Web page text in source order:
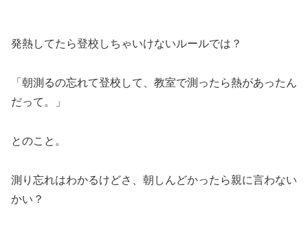
発熱してたら登校しちゃいけないルールでは？
「朝測るの忘れて登校して、教室で測ったら熱があったん
だって。」
とのこと。
測り忘れはわかるけどさ、朝しんどかったら親に言わない
かい？